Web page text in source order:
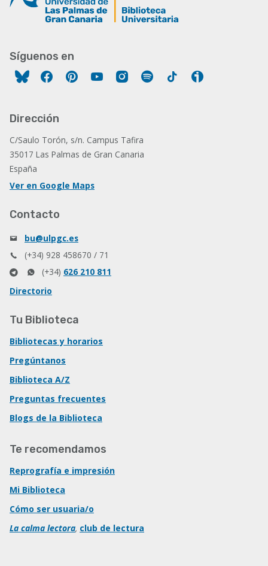
Síguenos en
FacebookPinterestYouTubeInstagram
Spotify Tiktok
Dirección
C/Saulo Torón, s/n. Campus Tafira
35017 Las Palmas de Gran Canaria
España
Ver en Google Maps
Contacto
bu@ulpgc.es
(+34) 928 458670 / 71
(+34) 626 210 811
Directorio
Tu Biblioteca
Bibliotecas y horarios
Pregúntanos
Biblioteca A/Z
Preguntas frecuentes
Blogs de la Biblioteca
Te recomendamos
Reprografía e impresión
Mi Biblioteca
Cómo ser usuaria/o
La calma lectora, club de lectura